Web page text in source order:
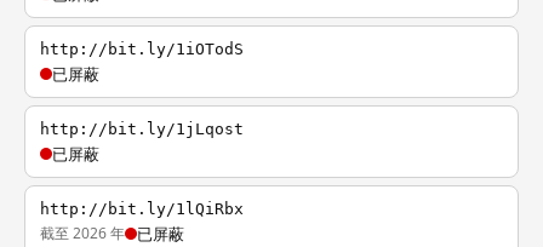
http://bit.ly/1iOTodS
已屏蔽
http://bit.ly/1jLqost
已屏蔽
http://bit.ly/1lQiRbx
截至 2026 年 已屏蔽